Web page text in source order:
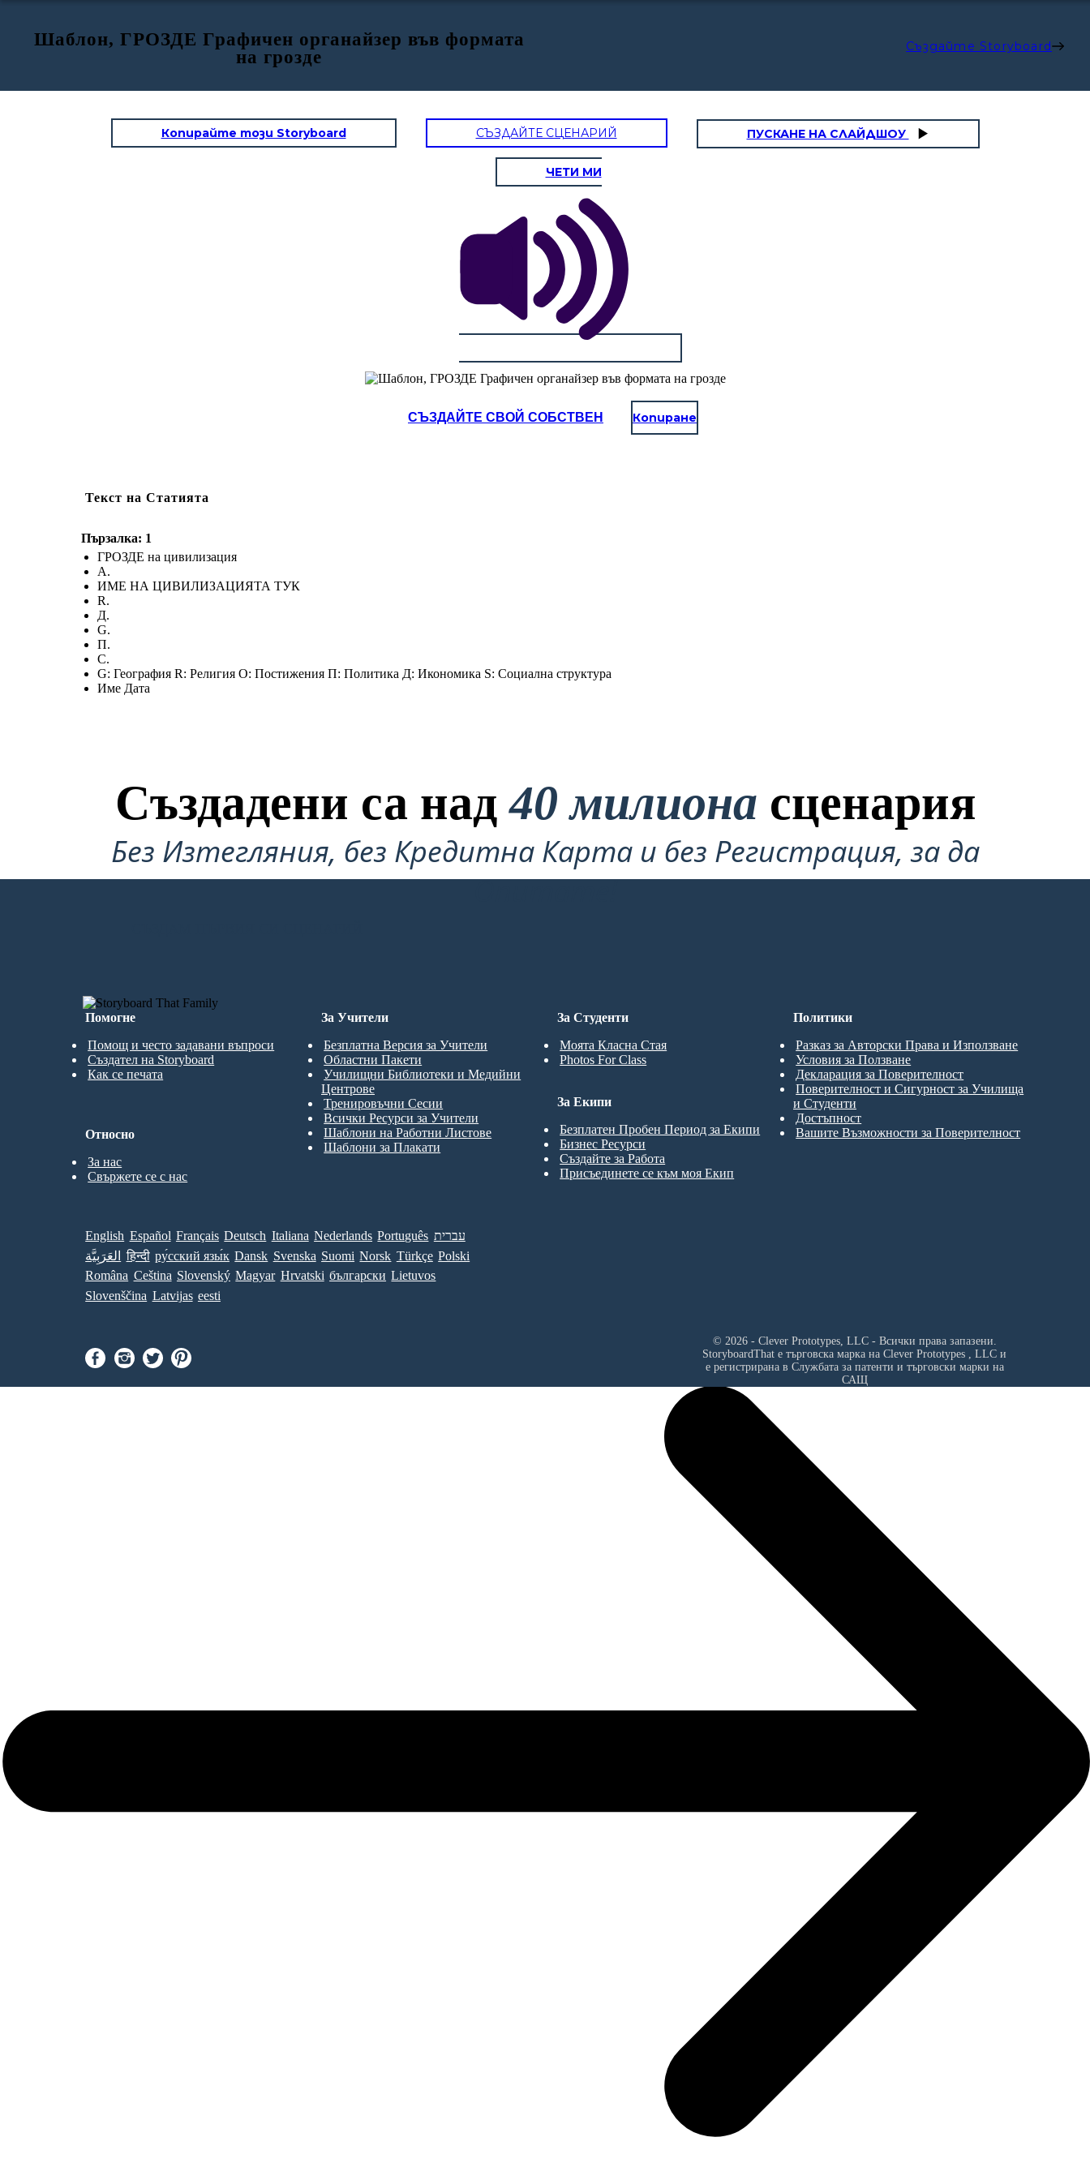
Шаблон, ГРОЗДЕ Графичен органайзер във формата
на грозде
Създайте Storyboard
Копирайте този Storyboard СЪЗДАЙТЕ СЦЕНАРИЙ ПУСКАНЕ НА СЛАЙДШОУ
ЧЕТИ МИ
СЪЗДАЙТЕ СВОЙ СОБСТВЕН Копиране
Текст на Статията
Пързалка: 1
ГРОЗДЕ на цивилизация
А.
ИМЕ НА ЦИВИЛИЗАЦИЯТА ТУК
R.
Д.
G.
П.
С.
G: География R: Религия О: Постижения П: Политика Д: Икономика S: Социална структура
Име Дата
Създадени са над40 милиона сценария
Без Изтегляния, без Кредитна Карта и без Регистрация, за да
Опитате!
Помогне
Помощ и често задавани въпроси
Създател на Storyboard
Как се печата
За Студенти
Моята Класна Стая
Photos For Class
За Учители
Безплатна Версия за Учители
Областни Пакети
Училищни Библиотеки и Медийни
Центрове
Тренировъчни Сесии
Всички Ресурси за Учители
Шаблони на Работни Листове
Шаблони за Плакати
За Екипи
Безплатен Пробен Период за Екипи
Бизнес Ресурси
Създайте за Работа
Присъединете се към моя Екип
Относно
За нас
Свържете се с нас
Политики
Разказ за Авторски Права и Използване
Условия за Ползване
Декларация за Поверителност
Поверителност и Сигурност за Училища
и Студенти
Достъпност
Вашите Възможности за Поверителност
English Español Français Deutsch Italiana Nederlands Português עברית
العَرَبِيَّة
हिन्दी ру́сский язы́к Dansk Svenska Suomi Norsk Türkçe Polski
Româna Ceština Slovenský Magyar Hrvatski български Lietuvos
Slovenščina Latvijas eesti
© 2026 - Clever Prototypes, LLC - Всички права запазени.
StoryboardThat е търговска марка на Clever Prototypes , LLC и
е регистрирана в Службата за патенти и търговски марки на
САЩ